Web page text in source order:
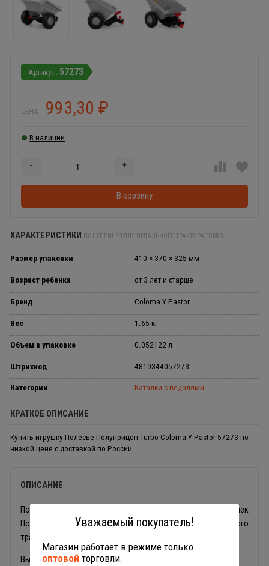
57273
ЦЕНА: 993,30 ₽
В наличии
- +
В корзину
ХАРАКТЕРИСТИКИ ПОЛУПРИЦЕП ДЛЯ ПЕДАЛЬНОГО ТРАКТОРА TURBO
Размер упаковки 410 × 370 × 325 мм
Возраст ребенка от 3 лет и старше
Бренд Coloma Y Pastor
Вес 1.65 кг
Объем в упаковке 0.052122 л
Штрихкод 4810344057273
Категории Каталки с педалями
КРАТКОЕ ОПИСАНИЕ
Купить игрушку Полесье Полуприцеп Turbo Coloma Y Pastor 57273 по
низкой цене с доставкой по России.
ОПИСАНИЕ
Полуприцеп Coloma Y Pastor 57273 от фабрики игрушек
Полесье подходит для моделей детского педального
трактора каталки серий Turbo и Turbo2.
Выгружает по типу самосвала. Крепится к фаркопу.
Уважаемый покупатель!
Магазин работает в режиме только
оптовой торговли.